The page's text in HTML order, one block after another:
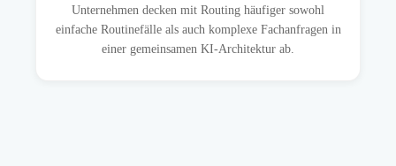
Unternehmen decken mit Routing häufiger sowohl
einfache Routinefälle als auch komplexe Fachanfragen in
einer gemeinsamen KI-Architektur ab.